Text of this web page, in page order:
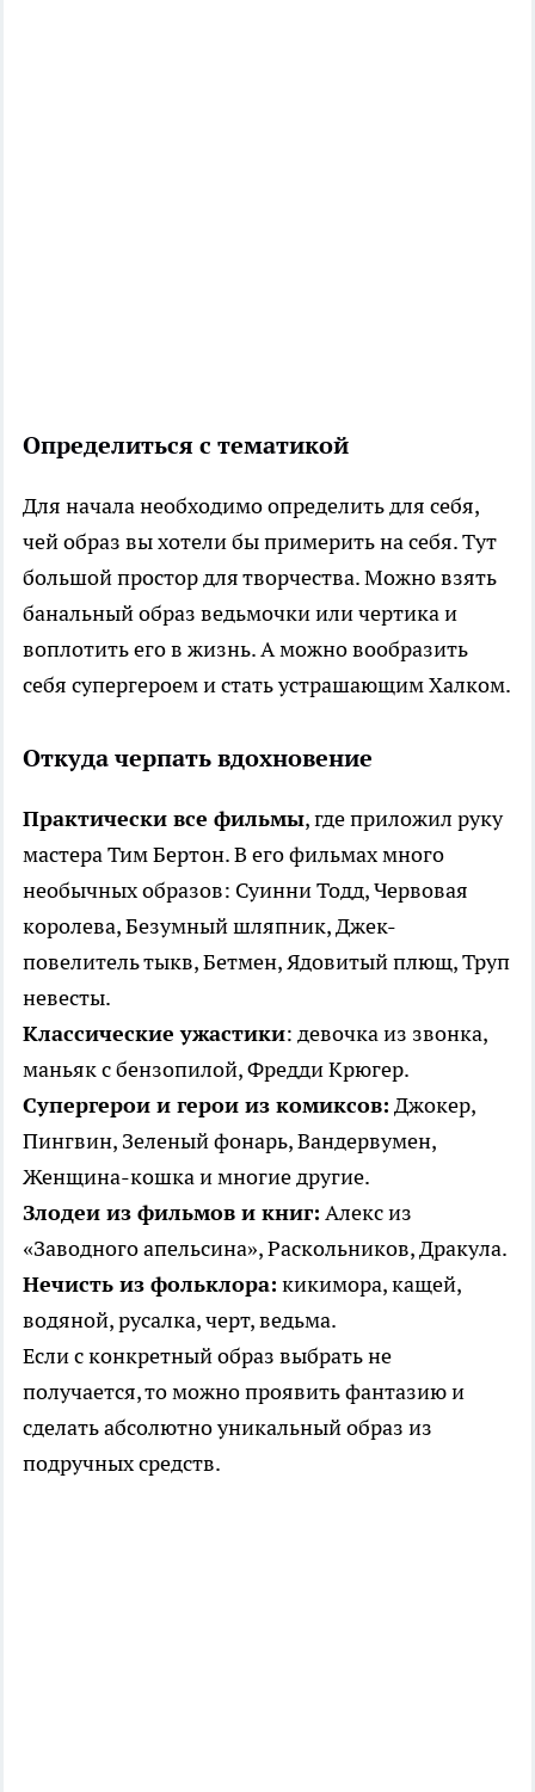
Определиться с тематикой
Для начала необходимо определить для себя,
чей образ вы хотели бы примерить на себя. Тут
большой простор для творчества. Можно взять
банальный образ ведьмочки или чертика и
воплотить его в жизнь. А можно вообразить
себя супергероем и стать устрашающим Халком.
Откуда черпать вдохновение
Практически все фильмы, где приложил руку
мастера Тим Бертон. В его фильмах много
необычных образов: Суинни Тодд, Червовая
королева, Безумный шляпник, Джек-
повелитель тыкв, Бетмен, Ядовитый плющ, Труп
невесты.
Классические ужастики: девочка из звонка,
маньяк с бензопилой, Фредди Крюгер.
Супергерои и герои из комиксов: Джокер,
Пингвин, Зеленый фонарь, Вандервумен,
Женщина-кошка и многие другие.
Злодеи из фильмов и книг: Алекс из
«Заводного апельсина», Раскольников, Дракула.
Нечисть из фольклора: кикимора, кащей,
водяной, русалка, черт, ведьма.
Если с конкретный образ выбрать не
получается, то можно проявить фантазию и
сделать абсолютно уникальный образ из
подручных средств.